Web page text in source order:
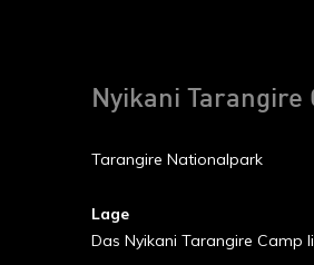
Nyikani Tarangire
Tarangire Nationalpark
Lage
Das Nyikani Tarangire Camp